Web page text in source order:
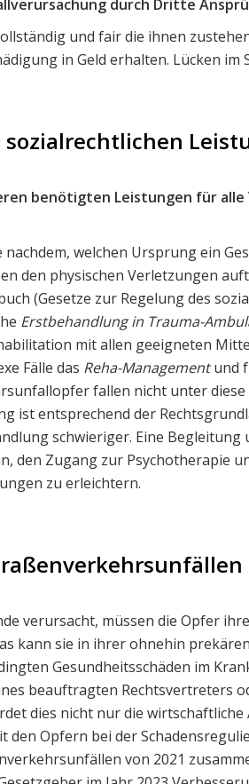
durch Dritte
und fair die ihnen
in Geld erhalten. Lücken im
benötigten Leistungen für
welchen Ursprung ein
den physischen Verletzungen
(Gesetze zur Regelung des
Erstbehandlung in Trauma-
mit allen geeigneten
Fälle das Reha-Managementund
fallen nicht unter
ist entsprechend der
schwieriger. Eine
den Zugang zur Psychotherapie
zu erleichtern.
verursacht, müssen die Opfer
kann sie in ihrer ohnehin
Gesundheitsschäden im
beauftragten Rechtsvertreters
dies nicht nur die
den Opfern bei der
von 2021